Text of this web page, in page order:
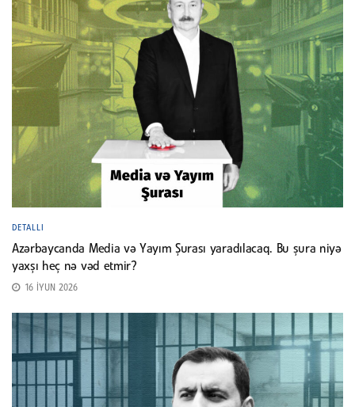
DETALLI
Azərbaycanda Media və Yayım Şurası yaradılacaq. Bu şura niyə
yaxşı heç nə vəd etmir?
16 İYUN 2026